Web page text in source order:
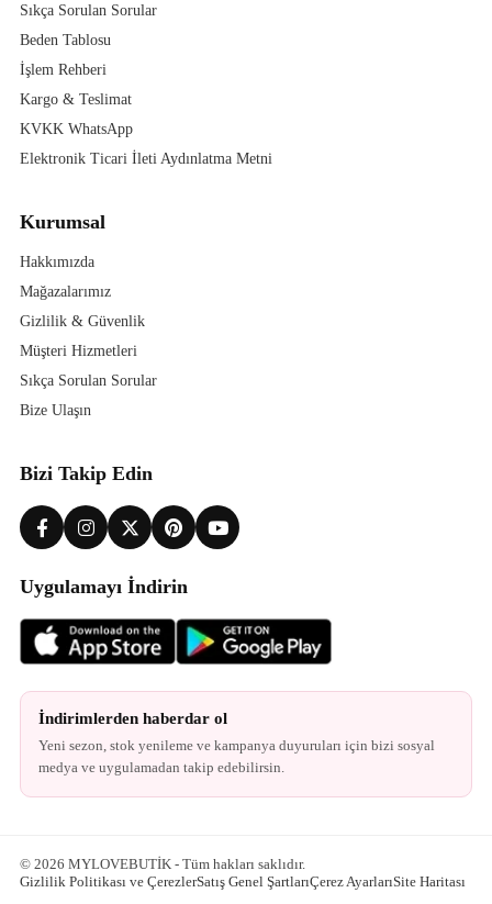
Sıkça Sorulan Sorular
Beden Tablosu
İşlem Rehberi
Kargo & Teslimat
KVKK WhatsApp
Elektronik Ticari İleti Aydınlatma Metni
Kurumsal
Hakkımızda
Mağazalarımız
Gizlilik & Güvenlik
Müşteri Hizmetleri
Sıkça Sorulan Sorular
Bize Ulaşın
Bizi Takip Edin
Uygulamayı İndirin
İndirimlerden haberdar ol
Yeni sezon, stok yenileme ve kampanya duyuruları için bizi sosyal
medya ve uygulamadan takip edebilirsin.
© 2026 MYLOVEBUTİK - Tüm hakları saklıdır.
Gizlilik Politikası ve ÇerezlerSatış Genel ŞartlarıÇerez AyarlarıSite Haritası